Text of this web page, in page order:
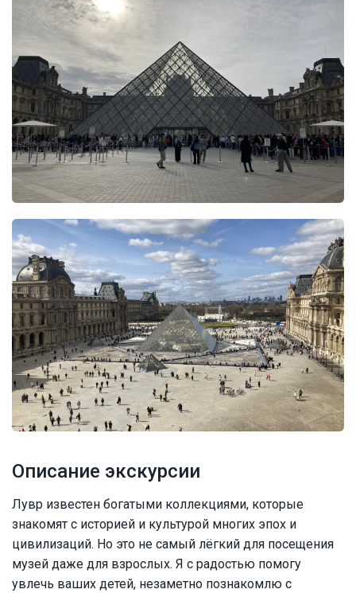
Описание экскурсии
Лувр известен богатыми коллекциями, которые
знакомят с историей и культурой многих эпох и
цивилизаций. Но это не самый лёгкий для посещения
музей даже для взрослых. Я с радостью помогу
увлечь ваших детей, незаметно познакомлю с